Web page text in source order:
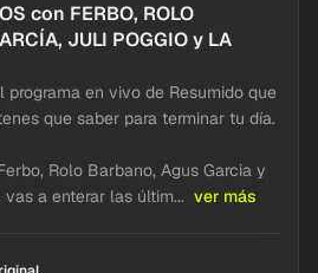
con FERBO, ROLO
JULI POGGIO y LA
programa en vivo de Resumido que
que saber para terminar tu día.
Rolo Barbano, Agus Garcia y
vas a enterar las últim... ver más